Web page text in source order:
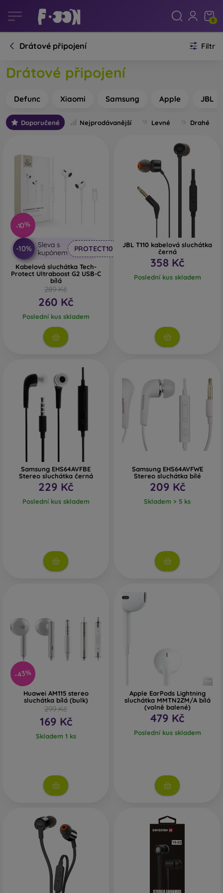
0
Drátové připojení Filtr
Drátové připojení
Defunc Xiaomi Samsung Apple JBL
Doporučené Nejprodávanější Levné Drahé
-10%
-10%
Sleva s
kupónem
PROTECT10
Kabelová sluchátka Tech-
Protect Ultraboost G2 USB-C
bílá
289 Kč
260 Kč
Poslední kus skladem
JBL T110 kabelová sluchátka
černá
358 Kč
Poslední kus skladem
Samsung EHS64AVFBE
Stereo sluchátka černá
229 Kč
Poslední kus skladem
Samsung EHS64AVFWE
Stereo sluchátka bílé
209 Kč
Skladem > 5 ks
-43%
Huawei AM115 stereo
sluchátka bílá (bulk)
299 Kč
169 Kč
Skladem 1 ks
Apple EarPods Lightning
sluchátka MMTN2ZM/A bílá
(volně balené)
479 Kč
Poslední kus skladem